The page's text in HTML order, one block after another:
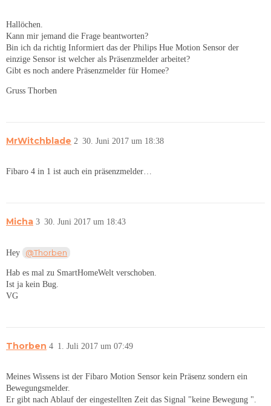
Hallöchen.
Kann mir jemand die Frage beantworten?
Bin ich da richtig Informiert das der Philips Hue Motion Sensor der
einzige Sensor ist welcher als Präsenzmelder arbeitet?
Gibt es noch andere Präsenzmelder für Homee?
Gruss Thorben
MrWitchblade 30. Juni 2017 um 18:38
2
Fibaro 4 in 1 ist auch ein präsenzmelder…
Micha 30. Juni 2017 um 18:43
3
Hey @Thorben
Hab es mal zu SmartHomeWelt verschoben.
Ist ja kein Bug.
VG
Thorben 1. Juli 2017 um 07:49
4
Meines Wissens ist der Fibaro Motion Sensor kein Präsenz sondern ein
Bewegungsmelder.
Er gibt nach Ablauf der eingestellten Zeit das Signal "keine Bewegung ".